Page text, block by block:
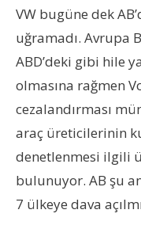
VW bugüne dek
uğramadı. Avrupa
ABD’deki gibi hile
olmasına rağmen
cezalandırması
araç üreticilerinin
denetlenmesi ilgili
bulunuyor. AB şu
7 ülkeye dava